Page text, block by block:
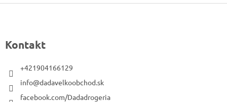
Z
p
äKontakt
+421904166129
info@dadavelkoobchod.sk
facebook.com/Dadadrogeria